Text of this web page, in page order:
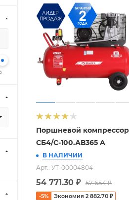
Поршневой компрессор
СБ4/С-100.АВ365 A
В НАЛИЧИИ
Арт.: УТ-00004804
54 771.30 ₽ 57 654₽
-5% Экономия 2 882.70 ₽